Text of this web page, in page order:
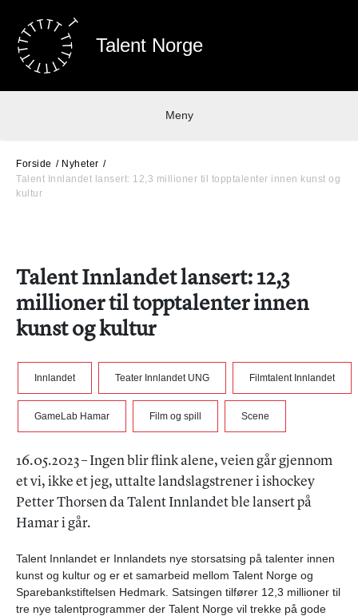
Talent Norge
Meny
Forside
Nyheter
Talent Innlandet lansert: 12,3 millioner til topptalenter innen kunst og
kultur
Talent Innlandet lansert: 12,3
millioner til topptalenter innen
kunst og kultur
Innlandet Teater Innlandet UNG Filmtalent Innlandet
GameLab Hamar Film og spill Scene
16.05.2023 – Ingen blir flink alene, veien går gjennom
et vi, ikke et jeg, uttalte landslagstrener i ishockey
Petter Thorsen da Talent Innlandet ble lansert på
Hamar i går.
Talent Innlandet er Innlandets nye storsatsing på talenter innen
kunst og kultur og er et samarbeid mellom Talent Norge og
Sparebankstiftelsen Hedmark. Satsingen tilfører 12,3 millioner til
tre nye talentprogrammer der Talent Norge vil trekke på gode